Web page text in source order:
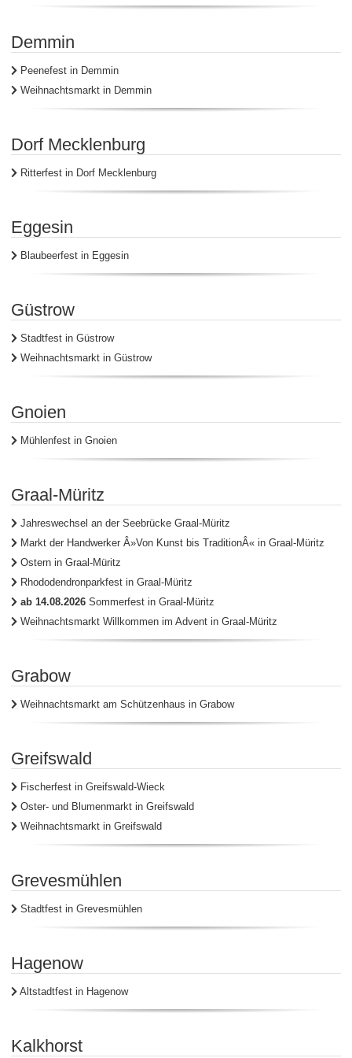
Demmin
Peenefest in Demmin
Weihnachtsmarkt in Demmin
Dorf Mecklenburg
Ritterfest in Dorf Mecklenburg
Eggesin
Blaubeerfest in Eggesin
Güstrow
Stadtfest in Güstrow
Weihnachtsmarkt in Güstrow
Gnoien
Mühlenfest in Gnoien
Graal-Müritz
Jahreswechsel an der Seebrücke Graal-Müritz
Markt der Handwerker Â»Von Kunst bis TraditionÂ« in Graal-Müritz
Ostern in Graal-Müritz
Rhododendronparkfest in Graal-Müritz
ab 14.08.2026 Sommerfest in Graal-Müritz
Weihnachtsmarkt Willkommen im Advent in Graal-Müritz
Grabow
Weihnachtsmarkt am Schützenhaus in Grabow
Greifswald
Fischerfest in Greifswald-Wieck
Oster- und Blumenmarkt in Greifswald
Weihnachtsmarkt in Greifswald
Grevesmühlen
Stadtfest in Grevesmühlen
Hagenow
Altstadtfest in Hagenow
Kalkhorst